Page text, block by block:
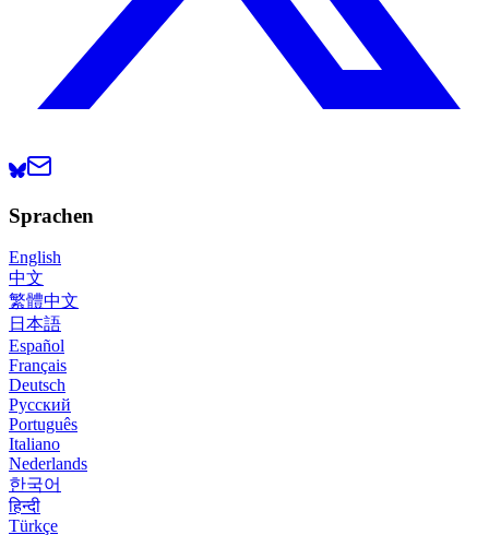
Sprachen
English
中文
繁體中文
日本語
Español
Français
Deutsch
Русский
Português
Italiano
Nederlands
한국어
हिन्दी
Türkçe